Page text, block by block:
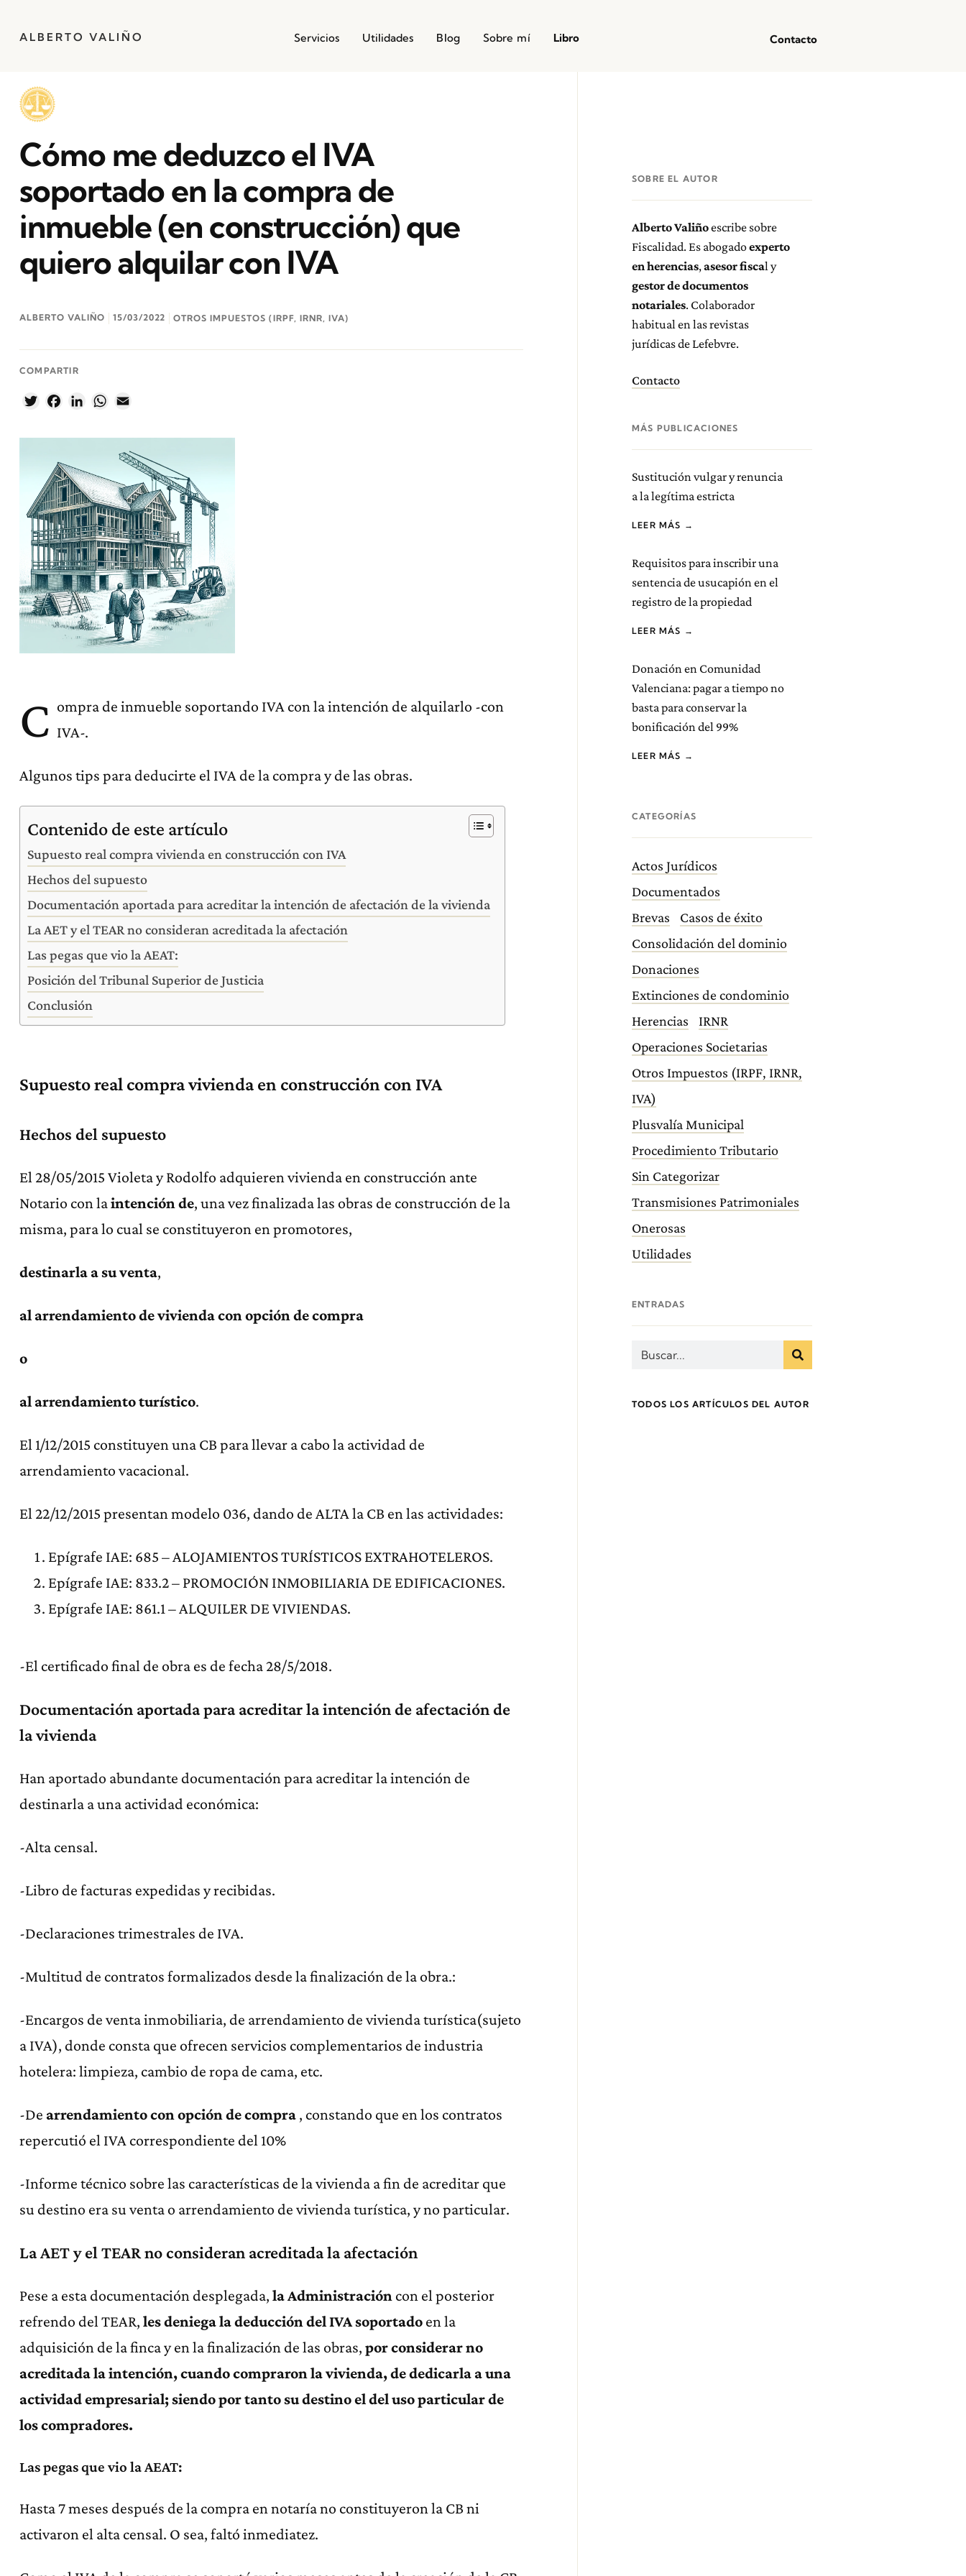
ALBERTO VALIÑO Servicios Utilidades Blog Sobre mí Libro Contacto
Cómo me deduzco el IVA
soportado en la compra de
inmueble (en construcción) que
quiero alquilar con IVA
ALBERTO VALIÑO 15/03/2022 OTROS IMPUESTOS (IRPF, IRNR, IVA)
COMPARTIR
TwitterFacebookLinkedInWhatsApp
C ompra de inmueble soportando IVA con la intención de alquilarlo -con
IVA-.
Algunos tips para deducirte el IVA de la compra y de las obras.
Contenido de este artículo
Supuesto real compra vivienda en construcción con IVA
Hechos del supuesto
Documentación aportada para acreditar la intención de afectación de la vivienda
La AET y el TEAR no consideran acreditada la afectación
Las pegas que vio la AEAT:
Posición del Tribunal Superior de Justicia
Conclusión
Supuesto real compra vivienda en construcción con IVA
Hechos del supuesto
El 28/05/2015 Violeta y Rodolfo adquieren vivienda en construcción ante
Notario con laintenciónde, una vez finalizada las obras de construcción de la
misma, para lo cual se constituyeron en promotores,
destinarla a su venta,
al arrendamiento de vivienda con opción de compra
o
al arrendamiento turístico.
El 1/12/2015 constituyen una CB para llevar a cabo la actividad de
arrendamiento vacacional.
El 22/12/2015 presentan modelo 036, dando de ALTA la CB en las actividades:
Epígrafe IAE: 685 – ALOJAMIENTOS TURÍSTICOS EXTRAHOTELEROS.
Epígrafe IAE: 833.2 – PROMOCIÓN INMOBILIARIA DE EDIFICACIONES.
Epígrafe IAE: 861.1 – ALQUILER DE VIVIENDAS.
-El certificado final de obra es de fecha 28/5/2018.
Documentación aportada para acreditar la intención de afectación de
la vivienda
Han aportado abundante documentación para acreditar la intención de
destinarla a una actividad económica:
-Alta censal.
-Libro de facturas expedidas y recibidas.
-Declaraciones trimestrales de IVA.
-Multitud de contratos formalizados desde la finalización de la obra.:
-Encargos de venta inmobiliaria, de arrendamiento de vivienda turística(sujeto
a IVA), donde consta que ofrecen servicios complementarios de industria
hotelera: limpieza, cambio de ropa de cama, etc.
-De arrendamiento con opción de compra , constando que en los contratos
repercutió el IVA correspondiente del 10%
-Informe técnico sobre las características de la vivienda a fin de acreditar que
su destino era su venta o arrendamiento de vivienda turística, y no particular.
La AET y el TEAR no consideran acreditada la afectación
Pese a esta documentación desplegada, la Administración con el posterior
refrendo del TEAR, les deniega la deducción del IVA soportado en la
adquisición de la finca y en la finalización de las obras, por considerar no
acreditada la intención, cuando compraron la vivienda, de dedicarla a una
actividad empresarial; siendo por tanto su destino el del uso particular de
los compradores.
Las pegas que vio la AEAT:
Hasta 7 meses después de la compra en notaría no constituyeron la CB ni
activaron el alta censal. O sea, faltó inmediatez.
SOBRE EL AUTOR
Alberto Valiñoescribe sobre
Fiscalidad. Es abogadoexperto
en herencias,asesor fiscal y
gestor de documentos
notariales. Colaborador
habitual en las revistas
jurídicas de Lefebvre.
Contacto
MÁS PUBLICACIONES
Sustitución vulgar y renuncia
a la legítima estricta
LEER MÁS →
Requisitos para inscribir una
sentencia de usucapión en el
registro de la propiedad
LEER MÁS →
Donación en Comunidad
Valenciana: pagar a tiempo no
basta para conservar la
bonificación del 99%
LEER MÁS →
CATEGORÍAS
Actos Jurídicos
Documentados
Brevas
Casos de éxito
Consolidación del dominio
Donaciones
Extinciones de condominio
Herencias
IRNR
Operaciones Societarias
Otros Impuestos (IRPF, IRNR,
IVA)
Plusvalía Municipal
Procedimiento Tributario
Sin Categorizar
Transmisiones Patrimoniales
Onerosas
Utilidades
ENTRADAS
TODOS LOS ARTÍCULOS DEL AUTOR